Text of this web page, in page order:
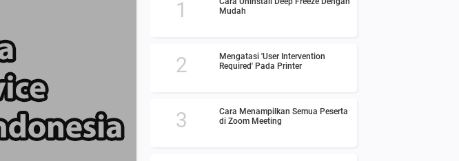
Mudah
Mengatasi 'User Intervention
Required' Pada Printer
Cara Menampilkan Semua Peserta
di Zoom Meeting